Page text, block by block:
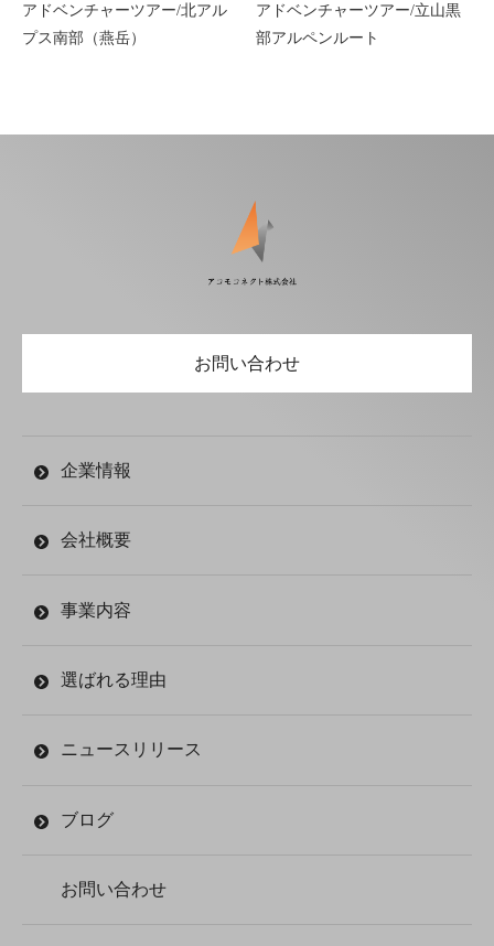
アドベンチャーツアー/北アル
プス南部（燕岳）
アドベンチャーツアー/立山黒
部アルペンルート
お問い合わせ
企業情報
会社概要
事業内容
選ばれる理由
ニュースリリース
ブログ
お問い合わせ